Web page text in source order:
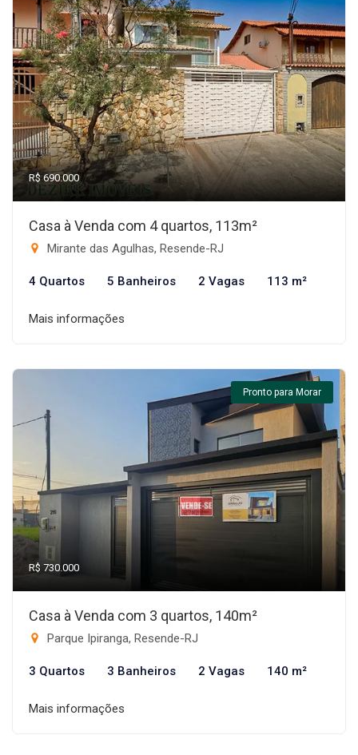
R$ 690.000
Casa à Venda com 4 quartos, 113m²
Mirante das Agulhas, Resende-RJ
4 Quartos 5 Banheiros 2 Vagas 113 m²
Mais informações
Pronto para Morar
R$ 730.000
Casa à Venda com 3 quartos, 140m²
Parque Ipiranga, Resende-RJ
3 Quartos 3 Banheiros 2 Vagas 140 m²
Mais informações